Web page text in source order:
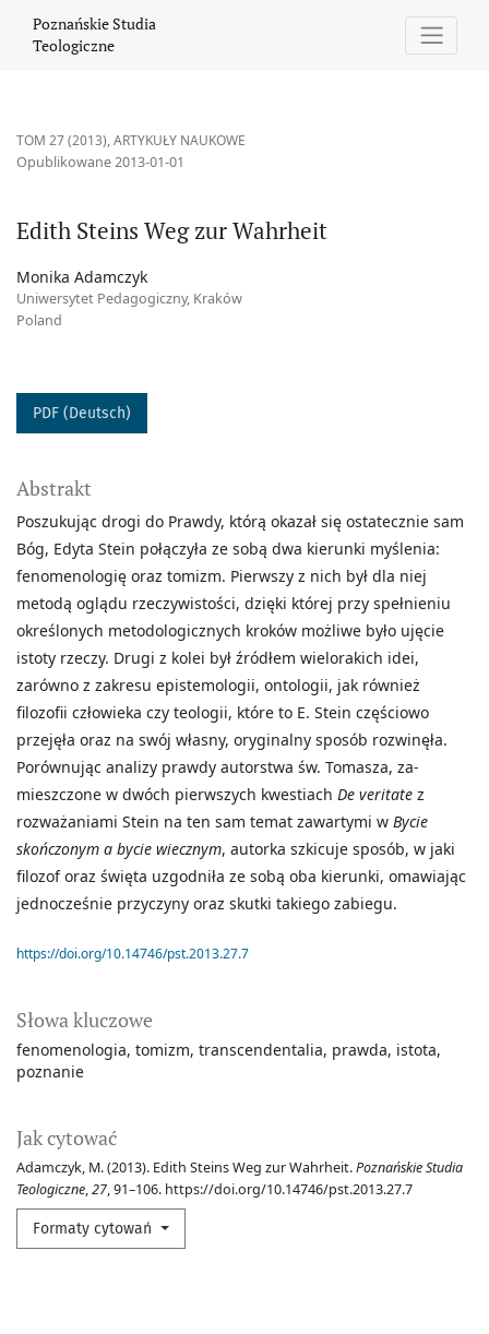
Poznańskie Studia
Teologiczne
TOM 27 (2013),ARTYKUŁY NAUKOWE
Edith Steins Weg zur Wahrheit
Opublikowane 2013-01-01
Monika Adamczyk
Uniwersytet Pedagogiczny, Kraków
Poland
PDF (Deutsch)
Słowa kluczowe
fenomenologia tomizm transcendentalia prawda istota
poznanie
Jak cytować
Adamczyk, M. (2013). Edith Steins Weg zur Wahrheit.Poznańskie Studia
Teologiczne,27, 91–106. https://doi.org/10.14746/pst.2013.27.7
Formaty cytowań
Abstrakt
Poszukując drogi do Prawdy, którą okazał się ostatecznie sam
Bóg, Edyta Stein połączyła ze sobą dwa kierunki myślenia:
fenomenologię oraz tomizm. Pierwszy z nich był dla niej
metodą oglądu rzeczywistości, dzięki której przy spełnieniu
określonych metodologicznych kroków możliwe było ujęcie
istoty rzeczy. Drugi z kolei był źródłem wielorakich idei,
zarówno z zakresu epistemologii, ontologii, jak również
filozofii człowieka czy teologii, które to E. Stein częściowo
przejęła oraz na swój własny, oryginalny sposób rozwinęła.
Porównując analizy prawdy autorstwa św. Tomasza, za-
mieszczone w dwóch pierwszych kwestiach De veritate z
rozważaniami Stein na ten sam temat zawartymi w Bycie
skończonym a bycie wiecznym, autorka szkicuje sposób, w jaki
filozof oraz święta uzgodniła ze sobą oba kierunki, omawiając
jednocześnie przyczyny oraz skutki takiego zabiegu.
https://doi.org/10.14746/pst.2013.27.7